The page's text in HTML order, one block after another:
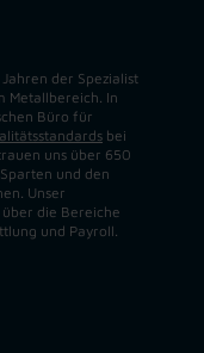
der Spezialist
Metallbereich. In
Büro für
bei
uns über 650
und den
Unser
die Bereiche
und Payroll.